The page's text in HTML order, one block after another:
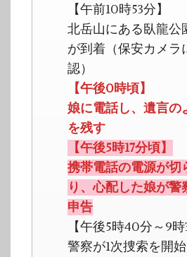
【午前10時53分】
北岳山にある臥龍公
が到着（保安カメラ
認）
【午後0時頃】
娘に電話し、遺言の
を残す
【午後5時17分頃】
携帯電話の電源が切
り、心配した娘が警
申告
【午後5時40分～9時
警察が1次捜索を開